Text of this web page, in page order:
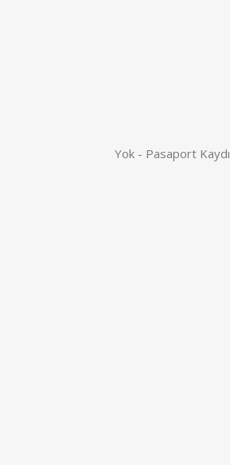
Yok - Pasaport Kaydı